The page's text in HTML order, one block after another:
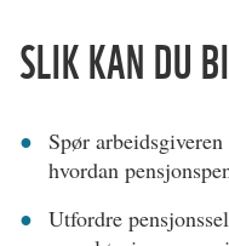
SLIK KAN DU
Spør
hvordan
Utfordre